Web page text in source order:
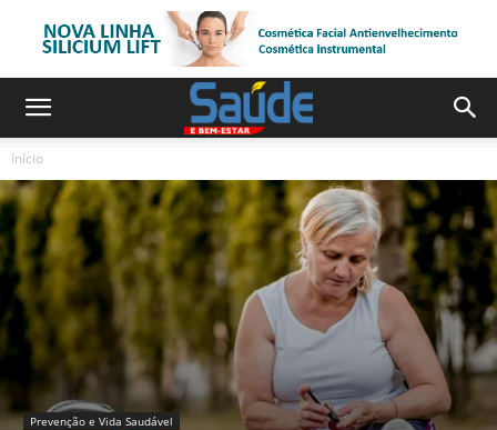
Início
Prevenção e Vida Saudável